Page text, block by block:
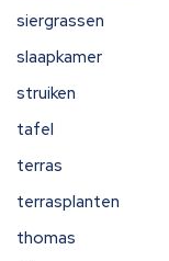
siergrassen
slaapkamer
struiken
tafel
terras
terrasplanten
thomas